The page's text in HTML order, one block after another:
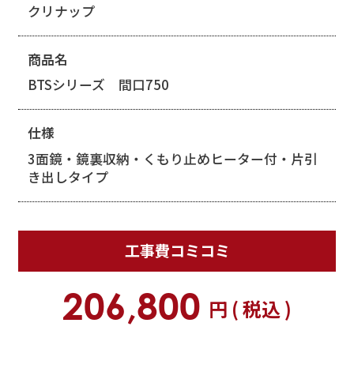
クリナップ
商品名
BTSシリーズ 間口750
仕様
3面鏡・鏡裏収納・くもり止めヒーター付・片引
き出しタイプ
工事費コミコミ
206,800 円 ( 税込 )